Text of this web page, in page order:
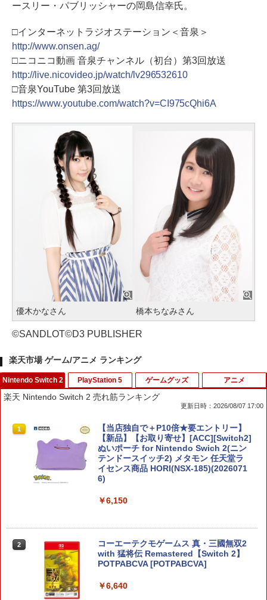
ースリー・パブリッシャーの岡島信幸氏。
□インターネットラジオステーション＜音泉＞
http://www.onsen.ag/
□ニコニコ動画 音泉チャンネル（初台）第3回放送
http://live.nicovideo.jp/watch/lv296532610
□音泉YouTube 第3回放送
https://www.youtube.com/watch?v=CI975cQhi6A
優木かなさん 橋本ちなみさん
©SANDLOT©D3 PUBLISHER
楽天市場 ゲーム/アニメ ランキング
Nintendo Switch 2
楽天 Nintendo Switch 2 売れ筋ランキング
更新日時：2026/08/07 17:00
1
【当店独自で＋P10倍★要エントリー】
【新品】【お取り寄せ】[ACC][Switch2]
ぬいポーチ for Nintendo Swich 2(ニン
テンドースイッチ2) メタモン 任天堂ラ
イセンス商品 HORI(NSX-185)(2026071
6)
￥6,150
2
コーエーテクモゲームス 真・三國無双2
with 猛将伝 Remastered【Switch 2】
POTPABCVA [POTPABCVA]
￥6,640
PlayStation 5 ゲームグッズ アニメ